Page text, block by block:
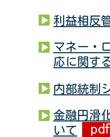
利益相反
マネー・
応に関す
内部統制
金融円滑
いて